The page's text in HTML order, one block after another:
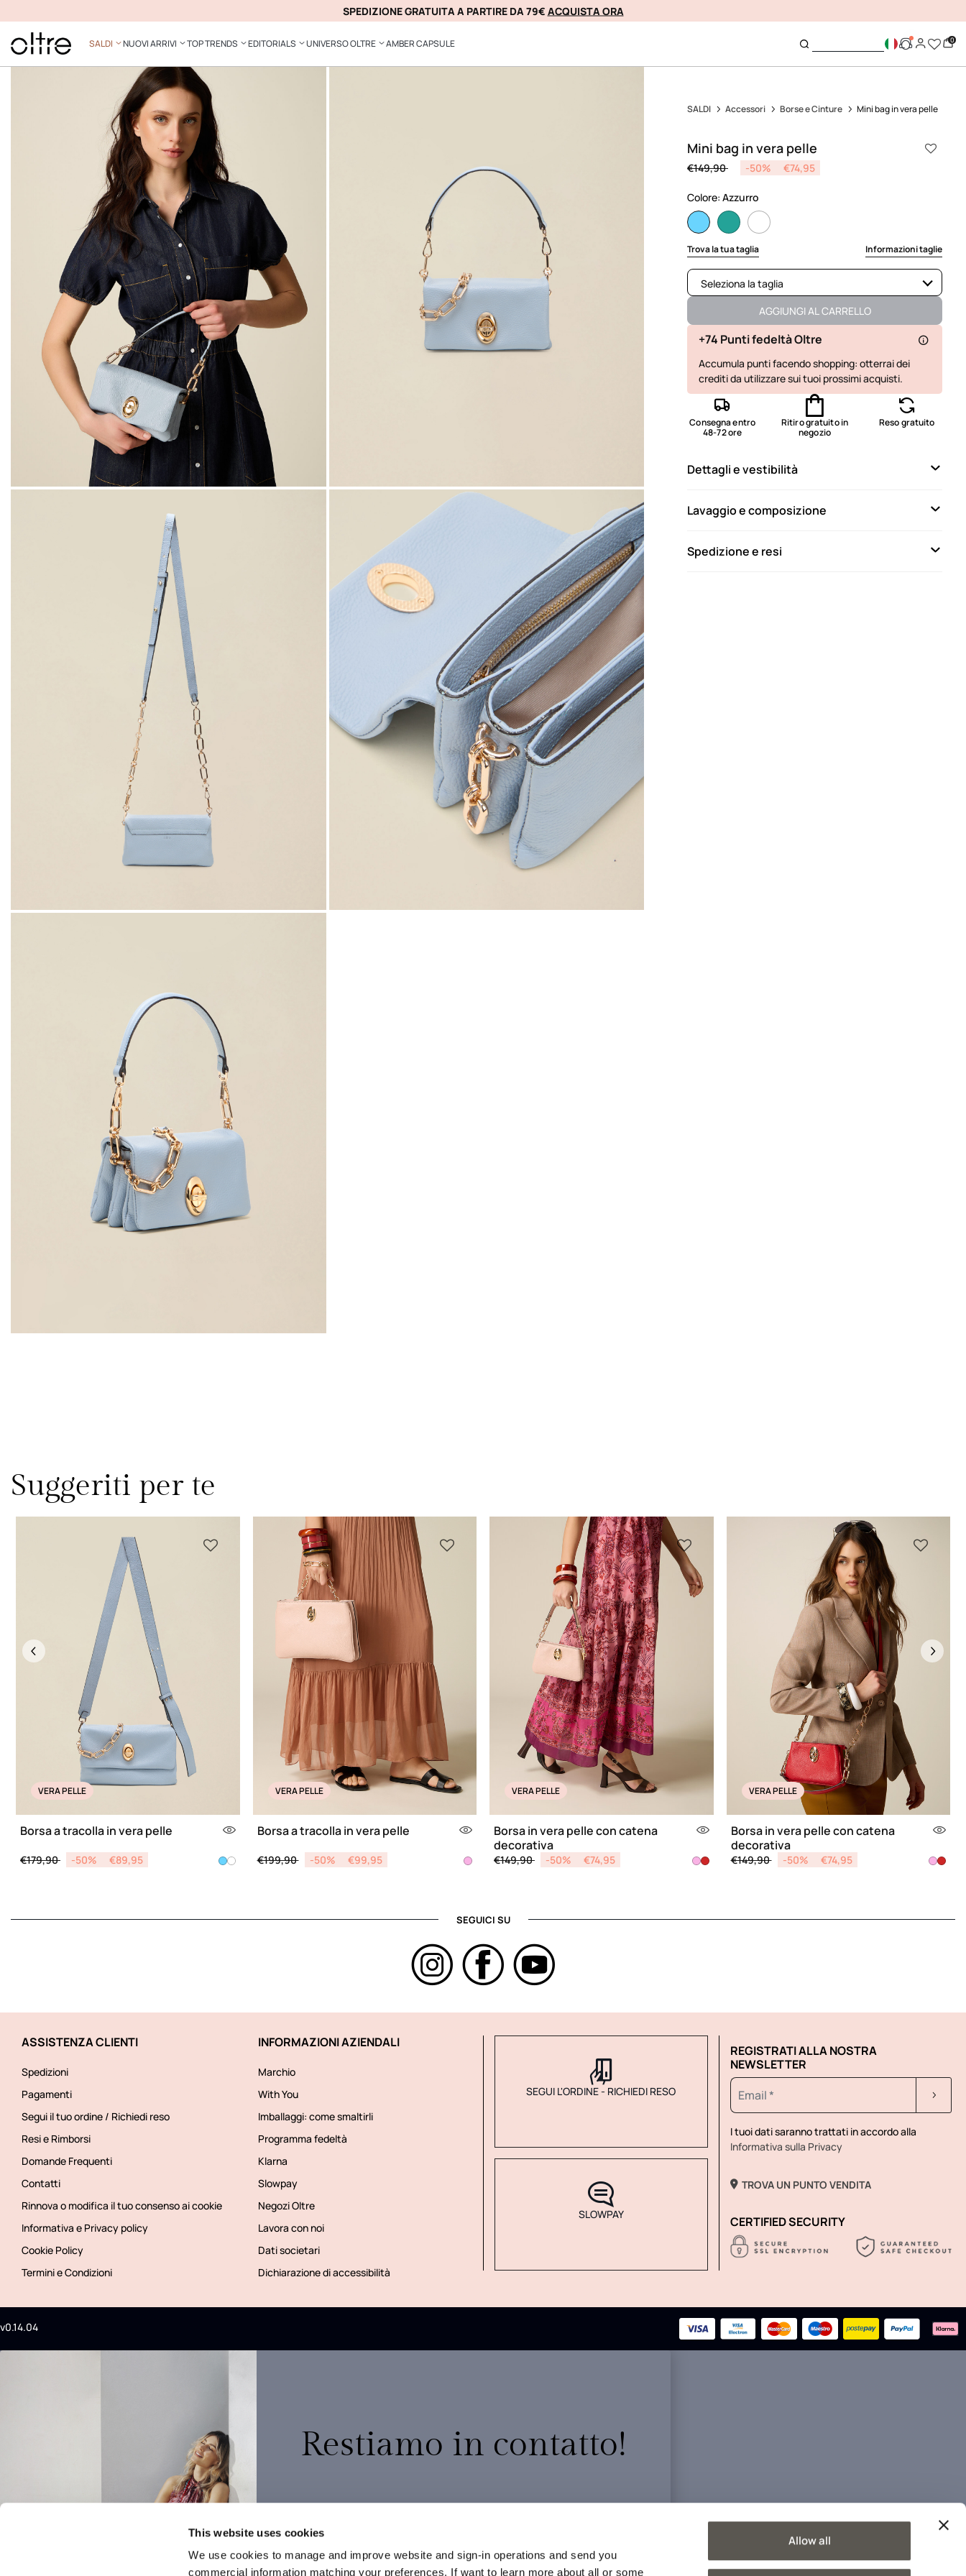
This website uses cookies
We use cookies to manage and improve website and sign-in operations and send you
commercial information matching your preferences. If want to learn more about all or some
Allow all
KLARNA
SPEDIZIONE GRATUITA A PARTIRE DA 79€ ACQUISTA ORA
SALDI NUOVI ARRIVI TOP TRENDS EDITORIALS UNIVERSO OLTRE AMBER CAPSULE 0
SALDI Accessori Borse e Cinture Mini bag in vera pelle
Mini bag in vera pelle
Price reduced from
€149,90to -50% €74,95
Colore: Azzurro
selected
Trova la tua taglia Informazioni taglie
Seleziona la taglia
Non disponibile
Mostra articoli simili
Disponibile
Non disponibile Mostra articoli simili
AGGIUNGI AL CARRELLO
+74 Punti fedeltà Oltre
Accumula punti facendo shopping: otterrai dei
crediti da utilizzare sui tuoi prossimi acquisti.
Consegna entro
48-72 ore
Ritiro gratuito in
negozio
Reso gratuito
Dettagli e vestibilità
Lavaggio e composizione
Spedizione e resi
Suggeriti per te
VERA PELLE
Borsa a tracolla in vera pelle
Price reduced from
€179,90to-50% €89,95
VERA PELLE
Borsa a tracolla in vera pelle
Price reduced from
€199,90to-50% €99,95
VERA PELLE
Borsa in vera pelle con catena
decorativa
Price reduced from
€149,90to-50% €74,95
VERA PELLE
Borsa in vera pelle con catena
decorativa
Price reduced from
€149,90to-50% €74,95
Previous Next
SEGUICI SU
ASSISTENZA CLIENTI
Spedizioni
Pagamenti
Segui il tuo ordine / Richiedi reso
Resi e Rimborsi
Domande Frequenti
Contatti
Rinnova o modifica il tuo consenso ai cookie
Informativa e Privacy policy
Cookie Policy
Termini e Condizioni
INFORMAZIONI AZIENDALI
Marchio
With You
Imballaggi: come smaltirli
Programma fedeltà
Klarna
Slowpay
Negozi Oltre
Lavora con noi
Dati societari
Dichiarazione di accessibilità
SEGUI L'ORDINE - RICHIEDI RESO
SLOWPAY
REGISTRATI ALLA NOSTRA
NEWSLETTER
I tuoi dati saranno trattati in accordo alla
Informativa sulla Privacy
TROVA UN PUNTO VENDITA
CERTIFIED SECURITY
v0.14.04
Restiamo in contatto!